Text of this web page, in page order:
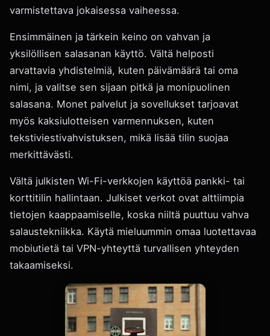
varmistettava jokaisessa vaiheessa.
Ensimmäinen ja tärkein keino on vahvan ja
yksilöllisen salasanan käyttö. Vältä helposti
arvattavia yhdistelmiä, kuten päivämäärä tai oma
nimi, ja valitse sen sijaan pitkä ja monipuolinen
salasana. Monet palvelut ja sovellukset tarjoavat
myös kaksiulotteisen varmennuksen, kuten
tekstiviestivahvistuksen, mikä lisää tilin suojaa
merkittävästi.
Vältä julkisten Wi-Fi-verkkojen käyttöä pankki- tai
korttitilin hallintaan. Julkiset verkot ovat alttiimpia
tietojen kaappaamiselle, koska niiltä puuttuu vahva
salaustekniikka. Käytä mieluummin omaa luotettavaa
mobiutietä tai VPN-yhteyttä turvallisen yhteyden
takaamiseksi.